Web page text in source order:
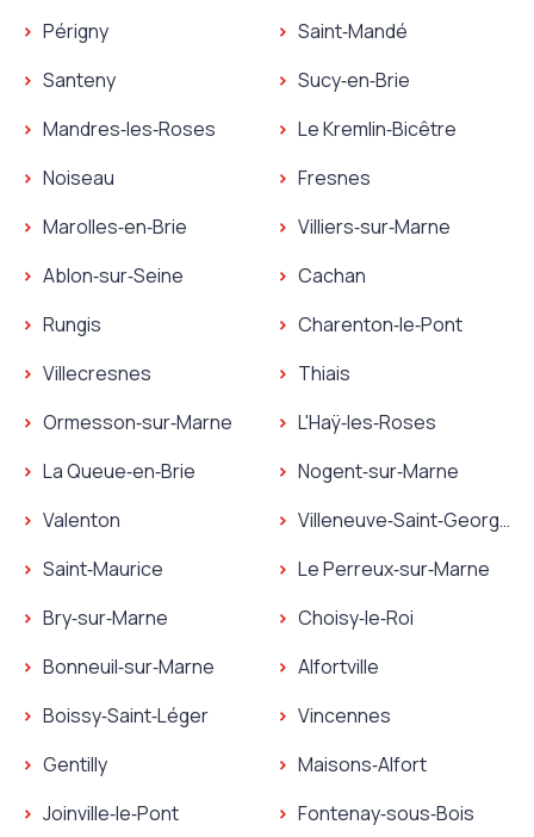
Périgny
Plombier Périgny
Santeny
Plombier Santeny
Mandres‑les‑Roses
Plombier Mandres‑les‑Roses
Noiseau
Plombier Noiseau
Marolles‑en‑Brie
Plombier Marolles‑en‑Brie
Ablon‑sur‑Seine
Plombier Ablon‑sur‑Seine
Rungis
Villecresnes
Plombier Villecresnes
Ormesson‑sur‑Marne
Plombier Ormesson‑sur‑Marne
La Queue‑en‑Brie
Plombier La Queue‑en‑Brie
Valenton
Plombier Valenton
Saint‑Maurice
Plombier Saint‑Maurice
Bry‑sur‑Marne
Plombier Bry‑sur‑Marne
Bonneuil‑sur‑Marne
Plombier Bonneuil‑sur‑Marne
Boissy‑Saint‑Léger
Plombier Boissy‑Saint‑Léger
Gentilly
Plombier Gentilly
Joinville‑le‑Pont
Plombier Orly
Saint‑Mandé
Plombier Saint‑Mandé
Sucy‑en‑Brie
Plombier Sucy‑en‑Brie
Le Kremlin‑Bicêtre
Fresnes
Plombier Fresnes
Villiers‑sur‑Marne
Plombier
Cachan
Plombier Cachan
Charenton‑le‑Pont
Plombier
Thiais
Plombier Thiais
L'Haÿ‑les‑Roses
Plombier L'Haÿ‑les‑Roses
Nogent‑sur‑Marne
Plombier
Villeneuve‑Saint‑Georges
Plombier
Le Perreux‑sur‑Marne
Plombier Le
Choisy‑le‑Roi
Plombier Choisy‑le‑Roi
Alfortville
Vincennes
Plombier Vincennes
Maisons‑Alfort
Plombier Maisons‑Alfort
Fontenay‑sous‑Bois